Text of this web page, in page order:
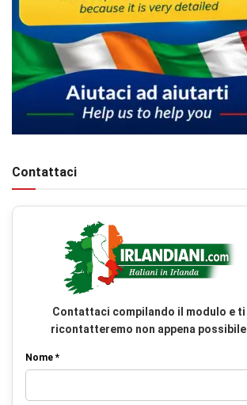
Contattaci
Contattaci compilando il modulo e ti
ricontatteremo non appena possibile
Nome *